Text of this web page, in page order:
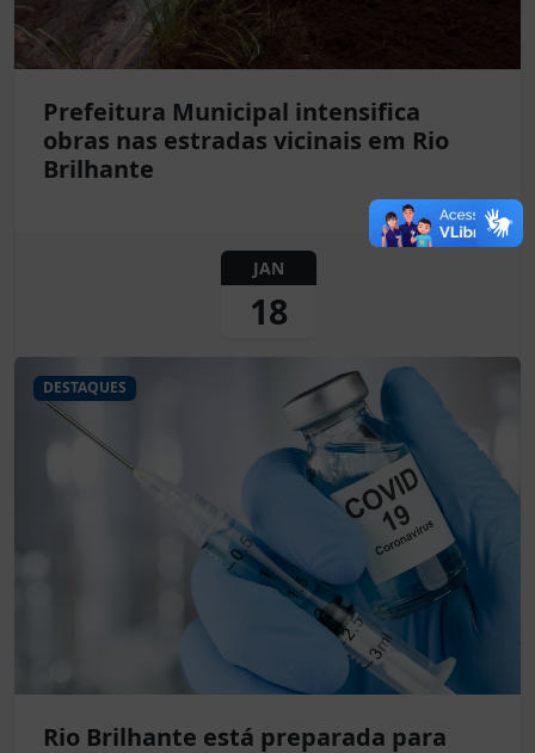
Prefeitura Municipal intensifica
obras nas estradas vicinais em Rio
Brilhante
JAN
18
DESTAQUES
Rio Brilhante está preparada para